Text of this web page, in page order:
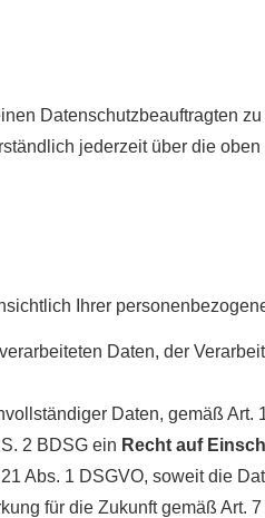
Datenschutzbeauftragten
jederzeit über die
Ihrer
Daten, der
Daten, gemäß Art.
2 BDSG ein Recht auf
Abs. 1 DSGVO, soweit die
für die Zukunft gemäß Art. 7